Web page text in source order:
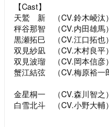
【Cast】
天鷲 新 （CV.鈴木崚汰）
秤谷那智 （CV.内田雄馬）
黒瀬拓巳 （CV.江口拓也）
双見紗凪 （CV.木村良平）
双見波瑠 （CV.岡本信彦）
蟹江結弦 （CV.梅原裕一
金星桐一 （CV.森川智之）
白雪北斗 （CV.小野大輔）